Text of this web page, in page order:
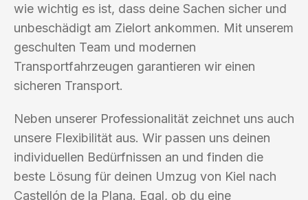
wie wichtig es ist, dass deine Sachen sicher und
unbeschädigt am Zielort ankommen. Mit unserem
geschulten Team und modernen
Transportfahrzeugen garantieren wir einen
sicheren Transport.
Neben unserer Professionalität zeichnet uns auch
unsere Flexibilität aus. Wir passen uns deinen
individuellen Bedürfnissen an und finden die
beste Lösung für deinen Umzug von Kiel nach
Castellón de la Plana. Egal, ob du eine